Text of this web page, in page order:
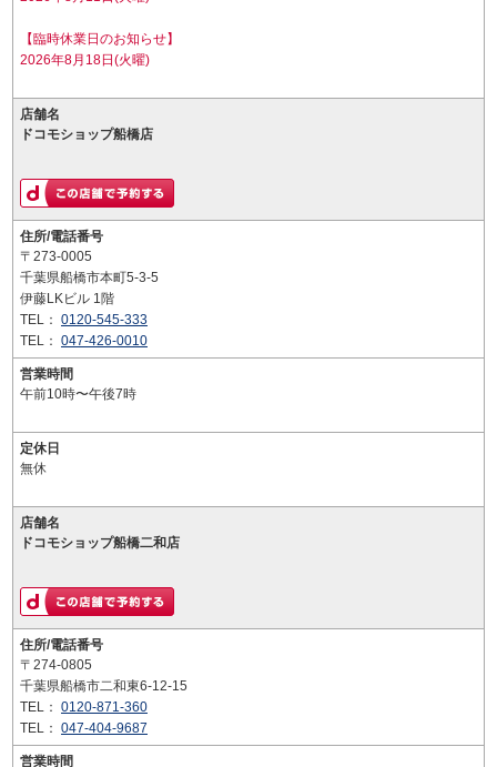
【臨時休業日のお知らせ】
2026年8月18日(火曜)
店舗名
ドコモショップ船橋店
住所/電話番号
〒273-0005
千葉県船橋市本町5-3-5
伊藤LKビル 1階
TEL： 0120-545-333
TEL： 047-426-0010
営業時間
午前10時〜午後7時
定休日
無休
店舗名
ドコモショップ船橋二和店
住所/電話番号
〒274-0805
千葉県船橋市二和東6-12-15
TEL： 0120-871-360
TEL： 047-404-9687
営業時間